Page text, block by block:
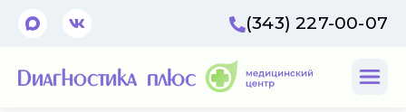
(343) 227-00-07